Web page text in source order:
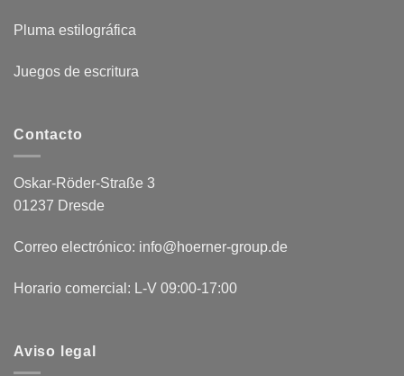
Pluma estilográfica
Juegos de escritura
Contacto
Oskar-Röder-Straße 3
01237 Dresde
Correo electrónico: info@hoerner-group.de
Horario comercial: L-V 09:00-17:00
Aviso legal